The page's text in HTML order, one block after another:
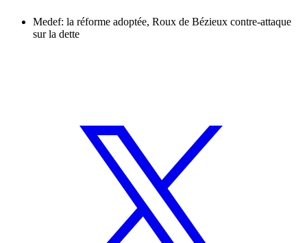
Medef: la réforme adoptée, Roux de Bézieux contre-attaque
sur la dette